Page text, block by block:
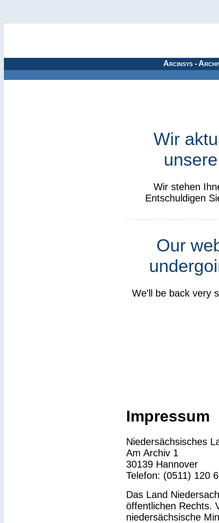
Arcinsys -
Wir
Wir stehen
Entschuldigen
Our
We'll be back very
Impressum
Niedersächsisches
Am Archiv 1
30139 Hannover
Telefon: (0511) 120
Das Land
öffentlichen Rechts.
niedersächsische